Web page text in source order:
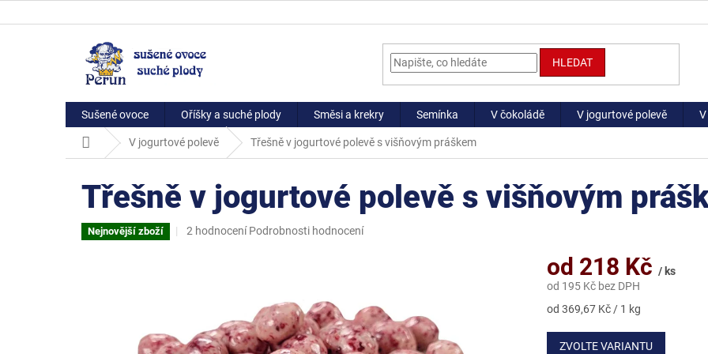
na
HLEDAT
Sušené ovoce Oříšky a suché plody Směsi a krekry Semínka V čokoládě V jogurtové polevě
Domů V jogurtové polevě Třešně v jogurtové polevě s višňovým práškem
Třešně v jogurtové polevě s višňovým
Nejnovější zboží
Průměrné
hvězdiček.
2 hodnocení Podrobnosti hodnocení
od 218 Kč / ks
od 195 Kč bez DPH
Měrná
od 369,67 Kč / 1 kg
ZVOLTE VARIANTU